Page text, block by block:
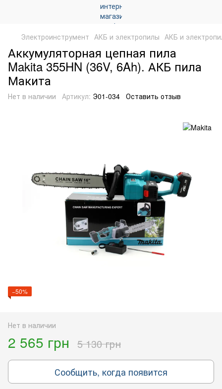
Электроинструмент АКБ и электропилы АКБ и
Аккумуляторная цепная пила
Makita 355HN (36V, 6Ah). АКБ пила
Макита
Нет в наличии Артикул: Э01-034 Оставить отзыв
−50%
Нет в наличии
2 565 грн 5 130 грн
Сообщить, когда появится